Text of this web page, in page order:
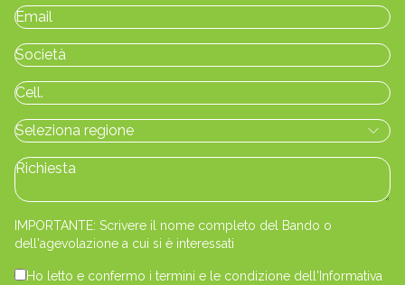
IMPORTANTE: Scrivere il nome completo del Bando o
dell'agevolazione a cui si è interessati
Ho letto e confermo i termini e le condizione dell'Informativa